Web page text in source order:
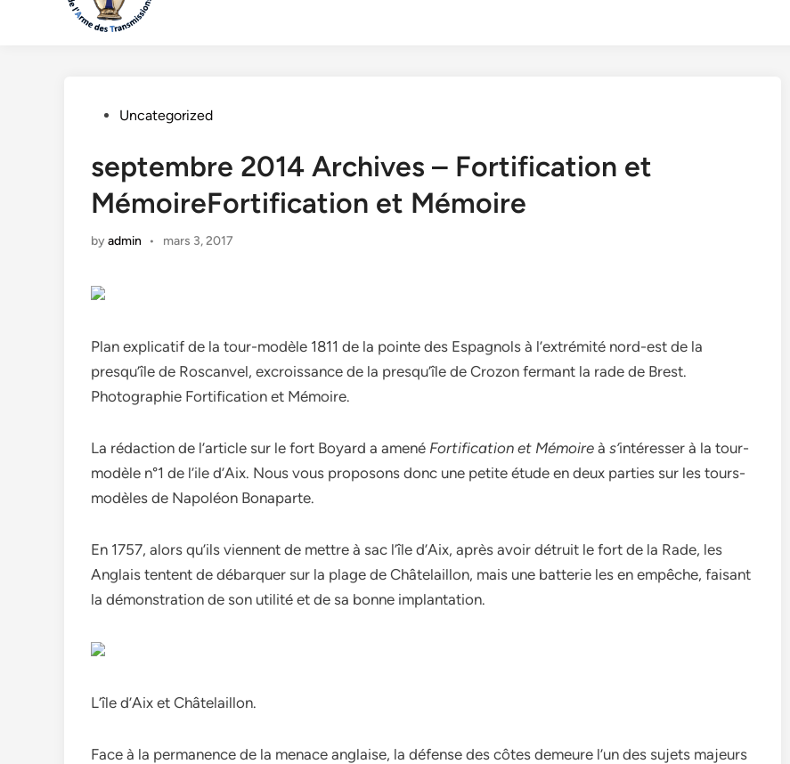
PostedUncategorized
septembre 2014 Archives – Fortification et
MémoireFortification et Mémoire
byadmin • mars 3, 2017
Plan explicatif de la tour-modèle 1811 de la pointe des Espagnols à l’extrémité nord-est de la
presqu’île de Roscanvel, excroissance de la presqu’île de Crozon fermant la rade de Brest.
Photographie Fortification et Mémoire.
La rédaction de l’article sur le fort Boyard a amené Fortification et Mémoire à s’intéresser à la tour-
modèle n°1 de l’ile d’Aix. Nous vous proposons donc une petite étude en deux parties sur les tours-
modèles de Napoléon Bonaparte.
En 1757, alors qu’ils viennent de mettre à sac l’île d’Aix, après avoir détruit le fort de la Rade, les
Anglais tentent de débarquer sur la plage de Châtelaillon, mais une batterie les en empêche, faisant
la démonstration de son utilité et de sa bonne implantation.
L’île d’Aix et Châtelaillon.
Face à la permanence de la menace anglaise, la défense des côtes demeure l’un des sujets majeurs